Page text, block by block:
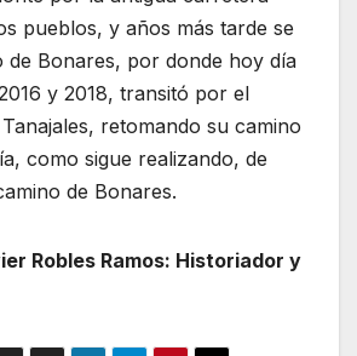
pueblos, y años más tarde se
de Bonares, por donde hoy día
y 2018, transitó por el
retomando su camino
como sigue realizando, de
de Bonares.
Robles Ramos: Historiador y